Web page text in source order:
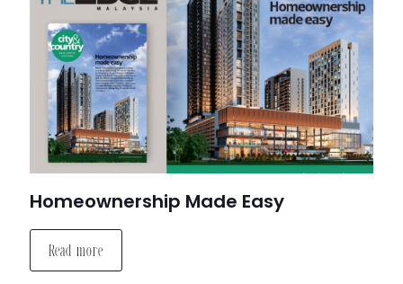
Homeownership Made Easy
Read more